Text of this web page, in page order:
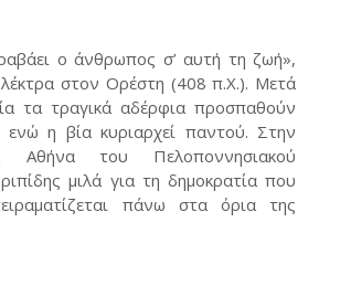
ο άνθρωπος σ’ αυτή τη ζωή»,
στον Ορέστη (408 π.Χ.). Μετά
τα τραγικά αδέρφια προσπαθούν
η βία κυριαρχεί παντού. Στην
Αθήνα του Πελοποννησιακού
μιλά για τη δημοκρατία που
πάνω στα όρια της